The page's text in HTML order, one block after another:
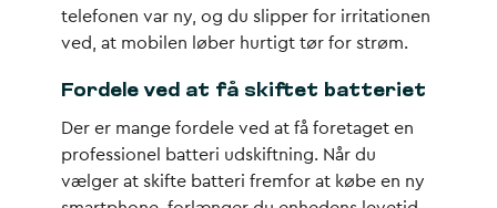
telefonen var ny, og du slipper for irritationen
ved, at mobilen løber hurtigt tør for strøm.
Fordele ved at få skiftet batteriet
Der er mange fordele ved at få foretaget en
professionel batteri udskiftning. Når du
vælger at skifte batteri fremfor at købe en ny